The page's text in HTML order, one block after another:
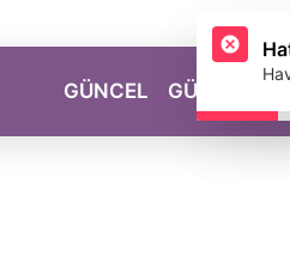
GÜNCEL GÜZELLİK